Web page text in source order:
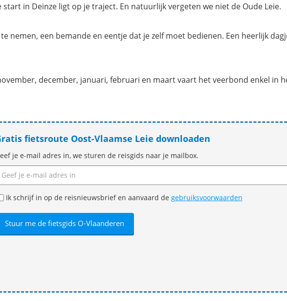
start in Deinze ligt op je traject. En natuurlijk vergeten we niet de Oude Leie.
nemen, een bemande en eentje dat je zelf moet bedienen. Een heerlijk
december, januari, februari en maart vaart het veerbond enkel in
fietsroute Oost-Vlaamse Leie downloaden
je e-mail adres in, we sturen de reisgids naar je mailbox.
Ik schrijf in op de reisnieuwsbrief en aanvaard de gebruiksvoorwaarden